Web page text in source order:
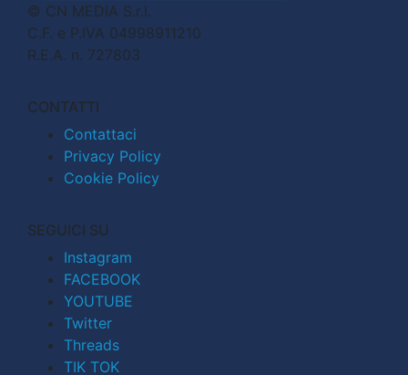
© CN MEDIA S.r.l.
C.F. e P.IVA 04998911210
R.E.A. n. 727803
CONTATTI
Contattaci
Privacy Policy
Cookie Policy
SEGUICI SU
Instagram
FACEBOOK
YOUTUBE
Twitter
Threads
TIK TOK